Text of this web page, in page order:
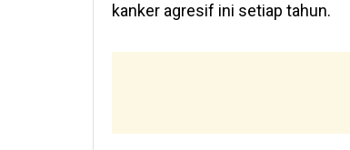
kanker agresif ini setiap tahun.